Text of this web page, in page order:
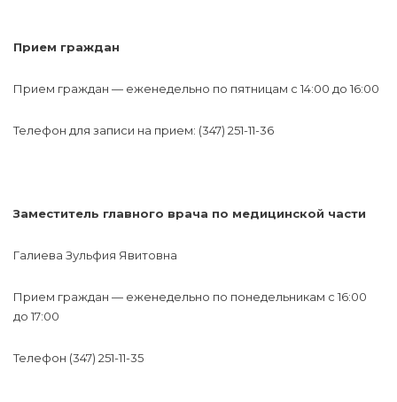
Прием граждан
Прием граждан — еженедельно по пятницам с 14:00 до 16:00
Телефон для записи на прием: (347) 251-11-36
Заместитель главного врача по медицинской части
Галиева Зульфия Явитовна
Прием граждан — еженедельно по понедельникам с 16:00
до 17:00
Телефон (347) 251-11-35